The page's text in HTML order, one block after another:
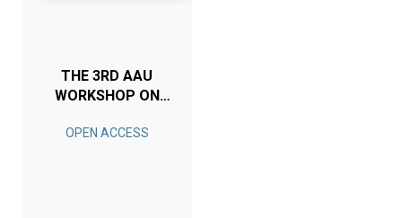
THE 3RD AAU
WORKSHOP ON
OPEN ACCESS